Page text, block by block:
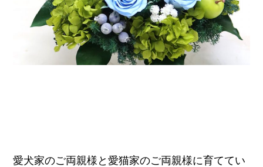
愛犬家のご両親様と愛猫家のご両親様に育ててい